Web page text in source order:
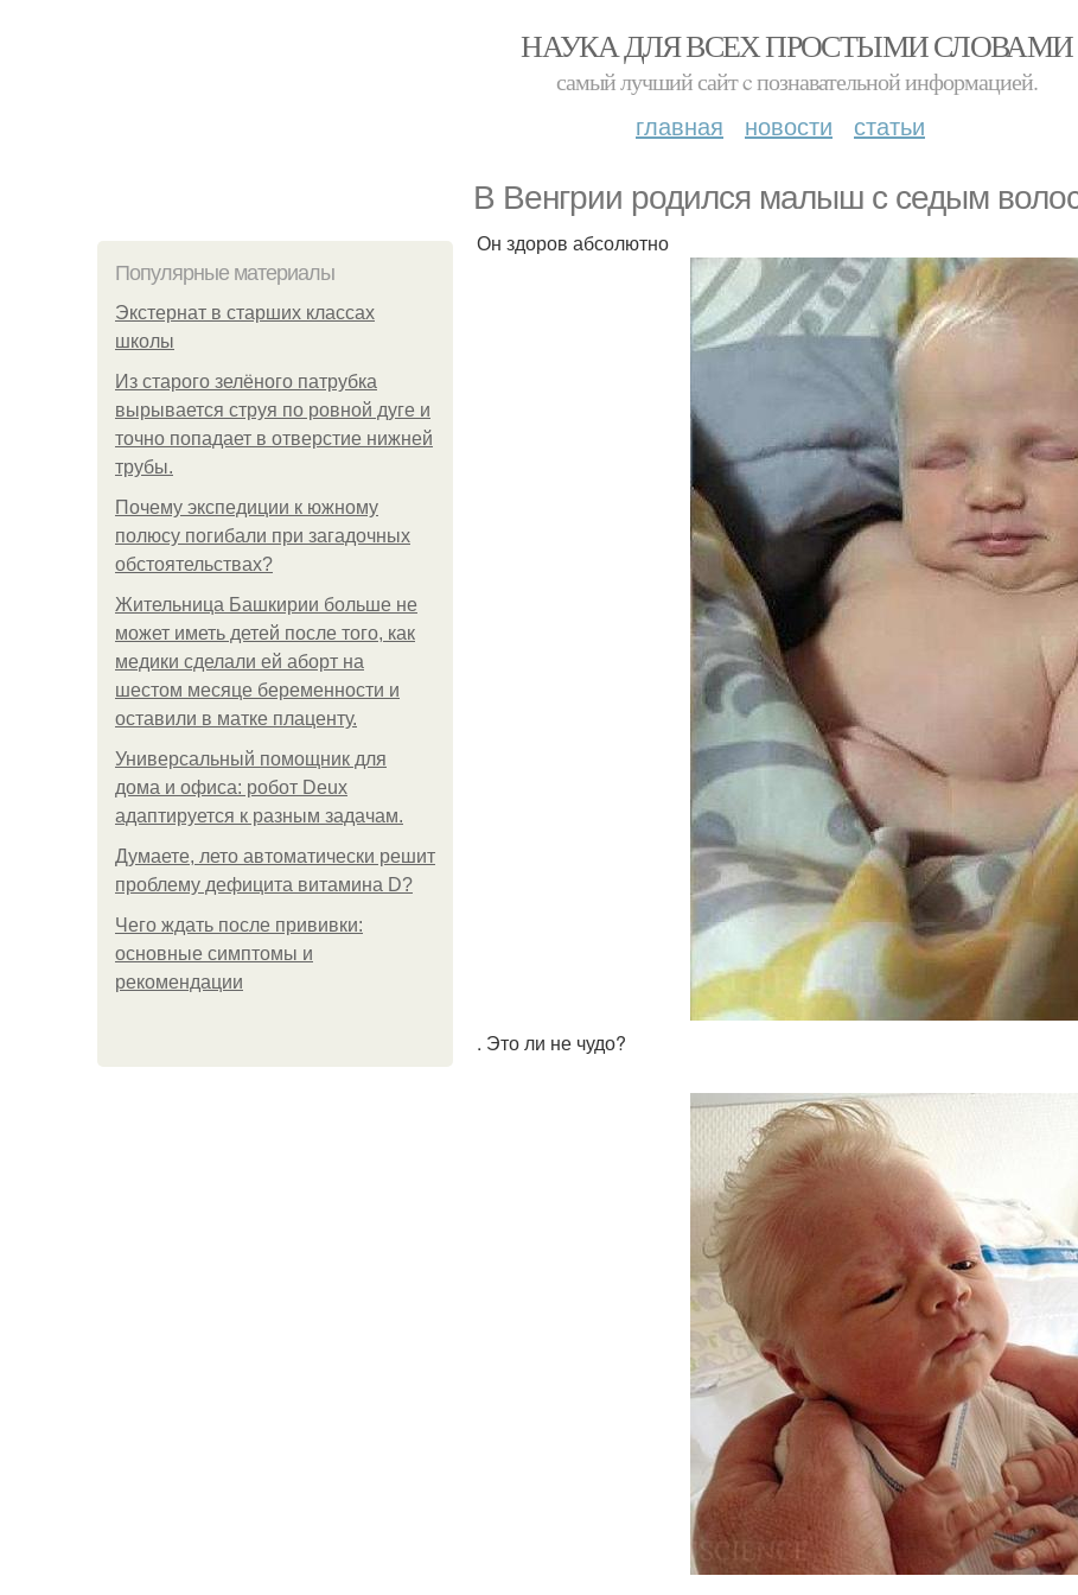
НАУКА ДЛЯ ВСЕХ ПРОСТЫМИ СЛОВАМИ
самый лучший сайт c познавательной информацией.
главная новости статьи
В Венгрии родился малыш с седым
Популярные материалы
Экстернат в старших классах
школы
Из старого зелёного патрубка
вырывается струя по ровной дуге и
точно попадает в отверстие нижней
трубы.
Почему экспедиции к южному
полюсу погибали при загадочных
обстоятельствах?
Жительница Башкирии больше не
может иметь детей после того, как
медики сделали ей аборт на
шестом месяце беременности и
оставили в матке плаценту.
Универсальный помощник для
дома и офиса: робот Deux
адаптируется к разным задачам.
Думаете, лето автоматически решит
проблему дефицита витамина D?
Чего ждать после прививки:
основные симптомы и
рекомендации
Он здоров абсолютно
. Это ли не чудо?